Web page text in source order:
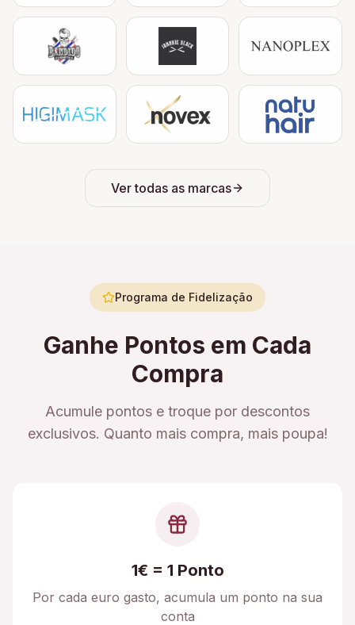
Ver todas as marcas
Programa de Fidelização
Ganhe Pontos em Cada
Compra
Acumule pontos e troque por descontos
exclusivos. Quanto mais compra, mais poupa!
1€ = 1 Ponto
Por cada euro gasto, acumula um ponto na sua
conta